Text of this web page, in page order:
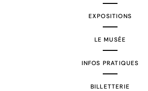
EXPOSITIONS
LE MUSÉE
INFOS PRATIQUES
BILLETTERIE